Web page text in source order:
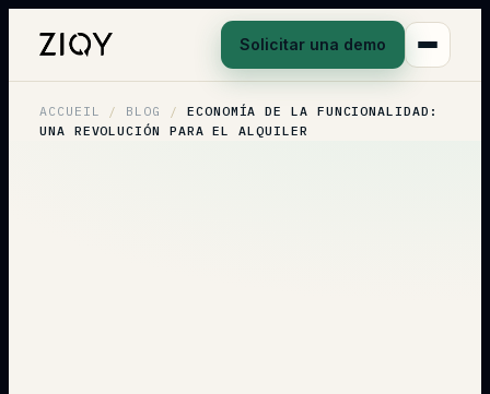
Solicitar una demo
ACCUEIL / BLOG /
ECONOMÍA DE LA FUNCIONALIDAD:
UNA REVOLUCIÓN PARA EL ALQUILER